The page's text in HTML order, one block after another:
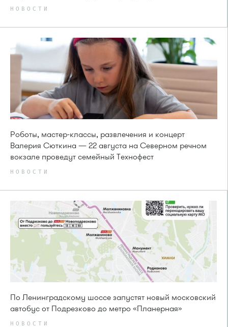
НОВОСТИ
Роботы, мастер-классы, развлечения и концерт
Валерия Сюткина — 22 августа на Северном речном
вокзале проведут семейный Технофест
НОВОСТИ
По Ленинградскому шоссе запустят новый московский
автобус от Подрезково до метро «Планерная»
НОВОСТИ